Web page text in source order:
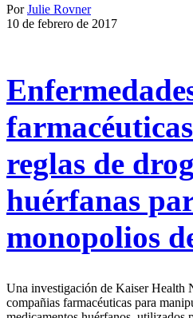
PorJulie Rovner
10 de febrero de 2017
reglas de
huérfanas
monopolios
Una investigación de Kaiser Health
compañias farmacéuticas para